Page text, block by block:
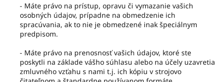
- Máte právo na prístup, opravu či vymazanie vašich
osobných údajov, prípadne na obmedzenie ich
spracúvania, ak to nie je obmedzené inak špeciálnym
predpisom.
- Máte právo na prenosnosť vašich údajov, ktoré ste
poskytli na základe vášho súhlasu alebo na účely uzavretia
zmluvného vzťahu s nami t.j. ich kópiu v strojovo